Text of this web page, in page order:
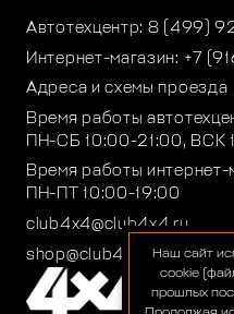
Автотехцентр: 8 (499)
Интернет-магазин: +7
Адреса и схемы проезда
Время работы
ПН-СБ 10:00-21:00, ВСК
Время работы интернет-
ПН-ПТ 10:00-19:00
club4x4@club4x4.ru
shop@club4x4.ruНаш сайт
cookie
прошлых